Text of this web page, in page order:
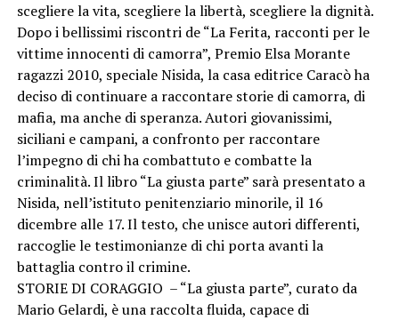
scegliere la vita, scegliere la libertà, scegliere la dignità.
Dopo i bellissimi riscontri de “La Ferita, racconti per le
vittime innocenti di camorra”, Premio Elsa Morante
ragazzi 2010, speciale Nisida, la casa editrice Caracò ha
deciso di continuare a raccontare storie di camorra, di
mafia, ma anche di speranza. Autori giovanissimi,
siciliani e campani, a confronto per raccontare
l’impegno di chi ha combattuto e combatte la
criminalità. Il libro “La giusta parte” sarà presentato a
Nisida, nell’istituto penitenziario minorile, il 16
dicembre alle 17. Il testo, che unisce autori differenti,
raccoglie le testimonianze di chi porta avanti la
battaglia contro il crimine.
STORIE DI CORAGGIO – “La giusta parte”, curato da
Mario Gelardi, è una raccolta fluida, capace di